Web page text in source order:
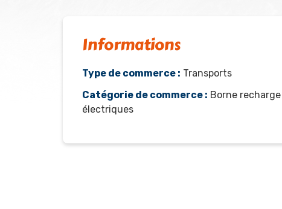
Informations
Type de commerce : Transports
Catégorie de commerce : Borne
électriques